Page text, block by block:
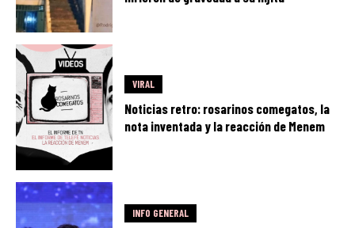
VIRAL
Noticias retro: rosarinos comegatos, la
nota inventada y la reacción de Menem
INFO GENERAL